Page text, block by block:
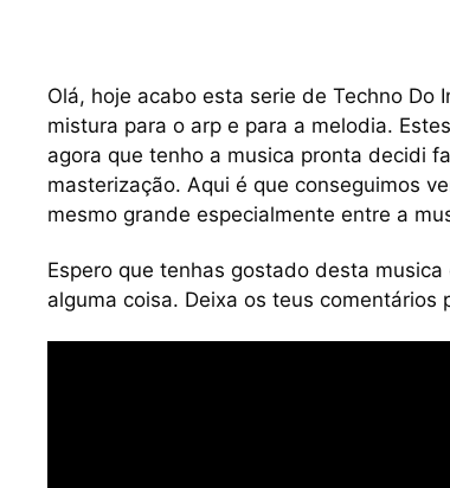
Olá, hoje acabo esta serie de Techno
mistura para o arp e para a melodia.
agora que tenho a musica pronta decidi
masterização. Aqui é que conseguimos
mesmo grande especialmente entre a
Espero que tenhas gostado desta
alguma coisa. Deixa os teus comentários